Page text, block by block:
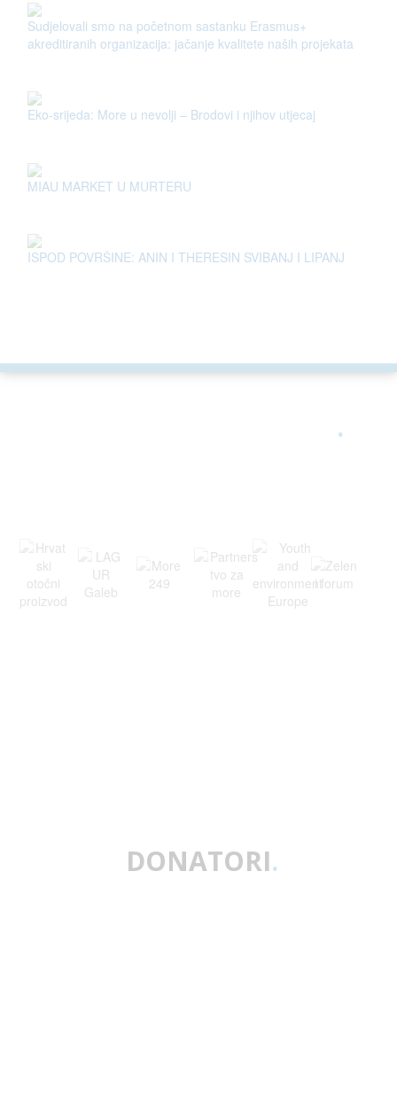
Sudjelovali smo na početnom sastanku Erasmus+
akreditiranih organizacija: jačanje kvalitete naših projekata
Eko-srijeda: More u nevolji – Brodovi i njihov utjecaj
MIAU MARKET U MURTERU
ISPOD POVRŠINE: ANIN I THERESIN SVIBANJ I LIPANJ
.
DONATORI.